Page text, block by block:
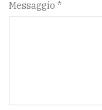
Messaggio *